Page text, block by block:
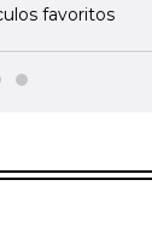
favoritos